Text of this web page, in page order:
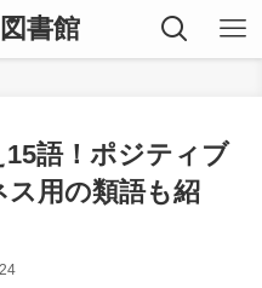
書館
語！ポジティブ
用の類語も紹